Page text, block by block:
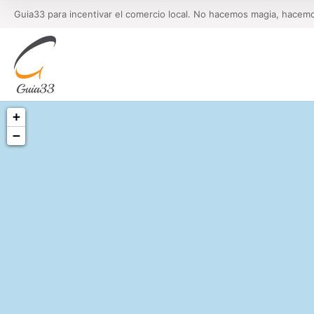
Guia33 para incentivar el comercio local. No hacemos magia,
+
−